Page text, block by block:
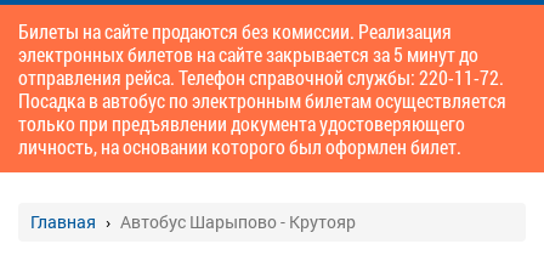
Билеты на сайте продаются без комиссии. Реализация
электронных билетов на сайте закрывается за 5 минут до
отправления рейса. Телефон справочной службы: 220-11-72.
Посадка в автобус по электронным билетам осуществляется
только при предъявлении документа удостоверяющего
личность, на основании которого был оформлен билет.
Главная Автобус Шарыпово - Крутояр